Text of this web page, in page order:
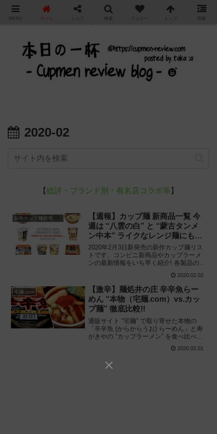
カップ麺の新商品をレビュー / アレンジするブログ
2020-02
【総評・ブランド別・有名店コラボ等 】
新作カップ麺発売予定
【週報】カップ麺 新商品一覧 今
週は “八雲の白” と “蒙古タンメ
ン中本” ライクなレンジ麺にも注
目!!
2020年2月3日新発売の新作カップ麺リス
トです。コンビニ新商品やカップラーメ
ンの最新情報をいち早く紹介! 各製品の特
新作情報もありますので、カップ麺の新
商品が気になる方はご活用ください。
2020.02.02
宅麺.com
【激辛】麺処井の庄 辛辛魚らー
めん “本物（宅麺.com）vs.カッ
プ麺” 徹底比較!!
通販サイト “宅麺” で取り寄せた本物の
「辛辛魚 (からからうお) らーめん」と寿
がきやの “カップラーメン” を食べ比べて
現度は? 本物をそのまま冷凍した本店の
2020.02.01
MENU ホーム シェア 検索 フォロー トップ 情報